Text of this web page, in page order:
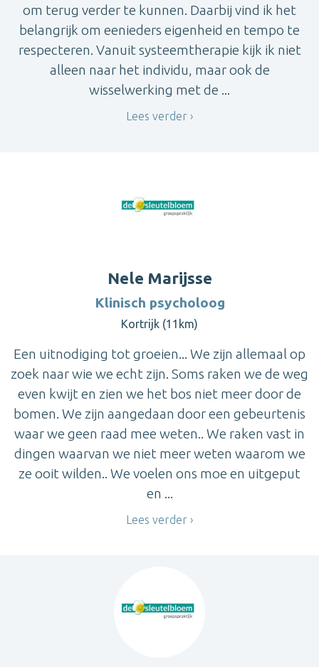
om terug verder te kunnen. Daarbij vind ik het
belangrijk om eenieders eigenheid en tempo te
respecteren. Vanuit systeemtherapie kijk ik niet
alleen naar het individu, maar ook de
wisselwerking met de ...
Lees verder
Nele Marijsse
Klinisch psycholoog
Kortrijk (11km)
Een uitnodiging tot groeien... We zijn allemaal op
zoek naar wie we echt zijn. Soms raken we de weg
even kwijt en zien we het bos niet meer door de
bomen. We zijn aangedaan door een gebeurtenis
waar we geen raad mee weten.. We raken vast in
dingen waarvan we niet meer weten waarom we
ze ooit wilden.. We voelen ons moe en uitgeput
en ...
Lees verder